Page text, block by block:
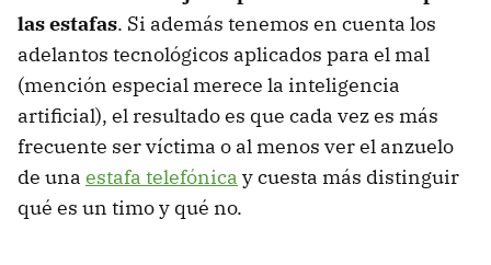
las estafas. Si además tenemos en cuenta los
adelantos tecnológicos aplicados para el mal
(mención especial merece la inteligencia
artificial), el resultado es que cada vez es más
frecuente ser víctima o al menos ver el anzuelo
de una estafa telefónica y cuesta más distinguir
qué es un timo y qué no.